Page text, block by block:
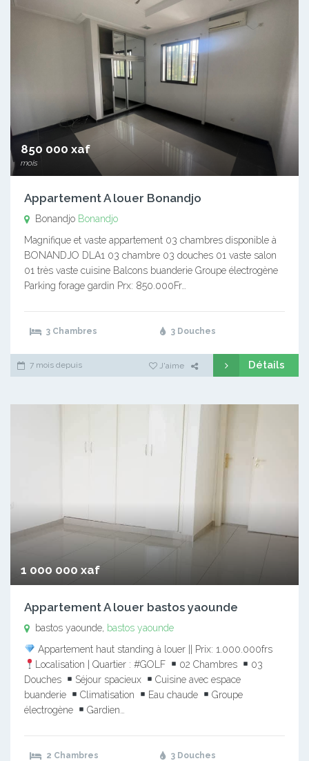
850 000 xaf
mois
Appartement A louer Bonandjo
Bonandjo Bonandjo
Magnifique et vaste appartement 03 chambres disponible à
BONANDJO DLA1 03 chambre 03 douches 01 vaste salon
01 très vaste cuisine Balcons buanderie Groupe électrogène
Parking forage gardin Prx: 850.000Fr…
3 Chambres 3 Douches
7 mois depuis J'aime Détails
1 000 000 xaf
Appartement A louer bastos yaounde
bastos yaounde, bastos yaounde
Appartement haut standing à louer || Prix: 1.000.000frs
Localisation | Quartier : #GOLF
02 Chambres
03
Douches
Séjour spacieux
Cuisine avec espace
buanderie
Climatisation Eau chaude
Groupe
électrogène
Gardien…
2 Chambres 3 Douches